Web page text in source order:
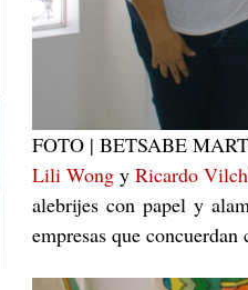
FOTO | BETSABE
Lili Wong y Ricardo
alebrijes con papel y
empresas que